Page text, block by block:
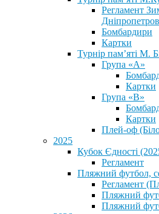
Регламент
Бомбардири
Картки
Турнір пам’яті М.
Група «А»
Картки
Група «В»
Картки
Плей-оф
2025
Кубок Єдності
Регламент
Пляжний футбол,
Регламент
Пляжний
Пляжний